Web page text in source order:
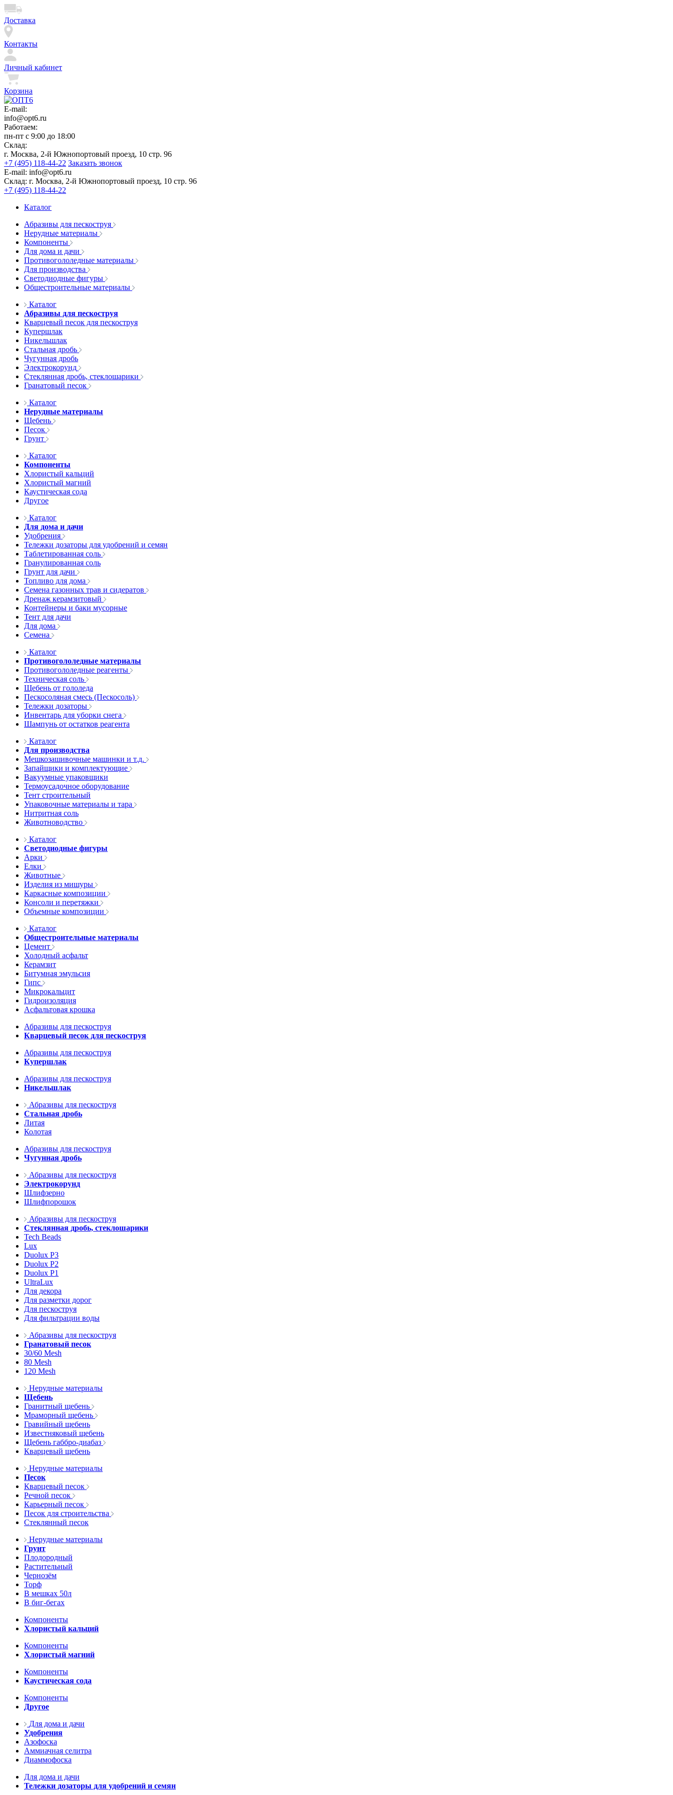
Доставка
Контакты
Личный кабинет
Корзина
E-mail:
info@opt6.ru
Работаем:
пн-пт с 9:00 до 18:00
Склад:
г. Москва, 2-й Южнопортовый проезд, 10 стр. 96
+7 (495) 118-44-22 Заказать звонок
E-mail: info@opt6.ru
Склад: г. Москва, 2-й Южнопортовый проезд, 10 стр. 96
+7 (495) 118-44-22
Каталог
Абразивы для пескоструя
Нерудные материалы
Компоненты
Для дома и дачи
Противогололедные материалы
Для производства
Светодиодные фигуры
Общестроительные материалы
Каталог
Абразивы для пескоструя
Кварцевый песок для пескоструя
Купершлак
Никельшлак
Стальная дробь
Чугунная дробь
Электрокорунд
Стеклянная дробь, стеклошарики
Гранатовый песок
Каталог
Нерудные материалы
Щебень
Песок
Грунт
Каталог
Компоненты
Хлористый кальций
Хлористый магний
Каустическая сода
Другое
Каталог
Для дома и дачи
Удобрения
Тележки дозаторы для удобрений и семян
Таблетированная соль
Гранулированная соль
Грунт для дачи
Топливо для дома
Семена газонных трав и сидератов
Дренаж керамзитовый
Контейнеры и баки мусорные
Тент для дачи
Для дома
Семена
Каталог
Противогололедные материалы
Противогололедные реагенты
Техническая соль
Щебень от гололеда
Пескосоляная смесь (Пескосоль)
Тележки дозаторы
Инвентарь для уборки снега
Шампунь от остатков реагента
Каталог
Для производства
Мешкозашивочные машинки и т.д.
Запайщики и комплектующие
Вакуумные упаковщики
Термоусадочное оборудование
Тент строительный
Упаковочные материалы и тара
Нитритная соль
Животноводство
Каталог
Светодиодные фигуры
Арки
Елки
Животные
Изделия из мишуры
Каркасные композиции
Консоли и перетяжки
Объемные композиции
Каталог
Общестроительные материалы
Цемент
Холодный асфальт
Керамзит
Битумная эмульсия
Гипс
Микрокальцит
Гидроизоляция
Асфальтовая крошка
Абразивы для пескоструя
Кварцевый песок для пескоструя
Абразивы для пескоструя
Купершлак
Абразивы для пескоструя
Никельшлак
Абразивы для пескоструя
Стальная дробь
Литая
Колотая
Абразивы для пескоструя
Чугунная дробь
Абразивы для пескоструя
Электрокорунд
Шлифзерно
Шлифпорошок
Абразивы для пескоструя
Стеклянная дробь, стеклошарики
Tech Beads
Lux
Duolux P3
Duolux P2
Duolux P1
UltraLux
Для декора
Для разметки дорог
Для пескоструя
Для фильтрации воды
Абразивы для пескоструя
Гранатовый песок
30/60 Mesh
80 Mesh
120 Mesh
Нерудные материалы
Щебень
Гранитный щебень
Мраморный щебень
Гравийный щебень
Известняковый щебень
Щебень габбро-диабаз
Кварцевый щебень
Нерудные материалы
Песок
Кварцевый песок
Речной песок
Карьерный песок
Песок для строительства
Стеклянный песок
Нерудные материалы
Грунт
Плодородный
Растительный
Чернозём
Торф
В мешках 50л
В биг-бегах
Компоненты
Хлористый кальций
Компоненты
Хлористый магний
Компоненты
Каустическая сода
Компоненты
Другое
Для дома и дачи
Удобрения
Азофоска
Аммиачная селитра
Диаммофоска
Для дома и дачи
Тележки дозаторы для удобрений и семян